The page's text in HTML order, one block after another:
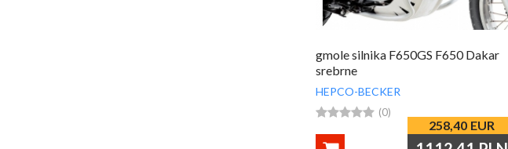
gmole silnika F650GS F650 Dakar
srebrne
HEPCO-BECKER
 (0)
258,40 EUR